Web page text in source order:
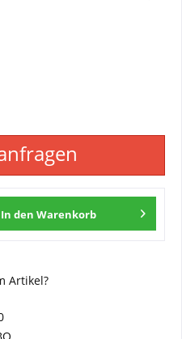
In den Warenkorb
Artikel?